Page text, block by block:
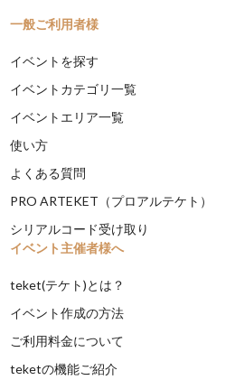
一般ご利用者様
イベントを探す
イベントカテゴリ一覧
イベントエリア一覧
使い方
よくある質問
PRO ARTEKET（プロアルテケト）
シリアルコード受け取り
イベント主催者様へ
teket(テケト)とは？
イベント作成の方法
ご利用料金について
teketの機能ご紹介